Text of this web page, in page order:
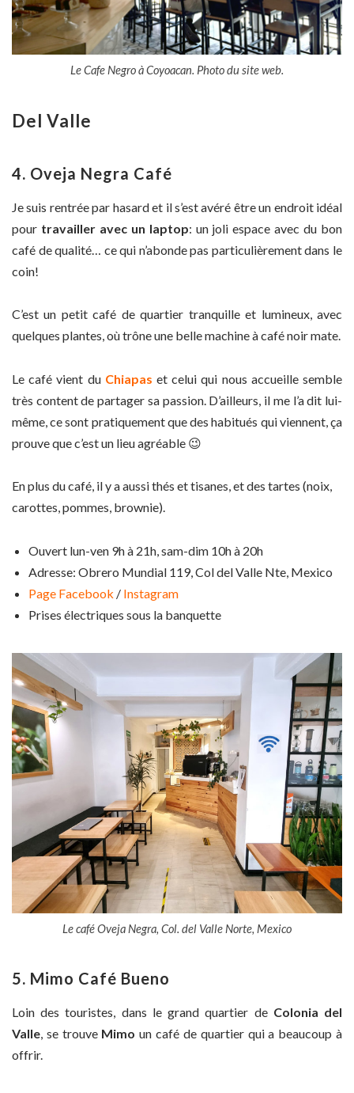
Le Cafe Negro à Coyoacan. Photo du site web.
Del Valle
4. Oveja Negra Café
Je suis rentrée par hasard et il s’est avéré être un endroit idéal
pour travailler avec un laptop: un joli espace avec du bon
café de qualité… ce qui n’abonde pas particulièrement dans le
coin!
C’est un petit café de quartier tranquille et lumineux, avec
quelques plantes, où trône une belle machine à café noir mate.
Le café vient du Chiapas et celui qui nous accueille semble
très content de partager sa passion. D’ailleurs, il me l’a dit lui-
même, ce sont pratiquement que des habitués qui viennent, ça
prouve que c’est un lieu agréable 😉
En plus du café, il y a aussi thés et tisanes, et des tartes (noix,
carottes, pommes, brownie).
Ouvert lun-ven 9h à 21h, sam-dim 10h à 20h
Adresse: Obrero Mundial 119, Col del Valle Nte, Mexico
Page Facebook / Instagram
Prises électriques sous la banquette
Le café Oveja Negra, Col. del Valle Norte, Mexico
5. Mimo Café Bueno
Loin des touristes, dans le grand quartier de Colonia del
Valle, se trouve Mimo un café de quartier qui a beaucoup à
offrir.